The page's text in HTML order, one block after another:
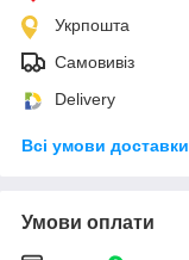
Укрпошта
Самовивіз
Delivery
Всі умови доставки
Умови оплати